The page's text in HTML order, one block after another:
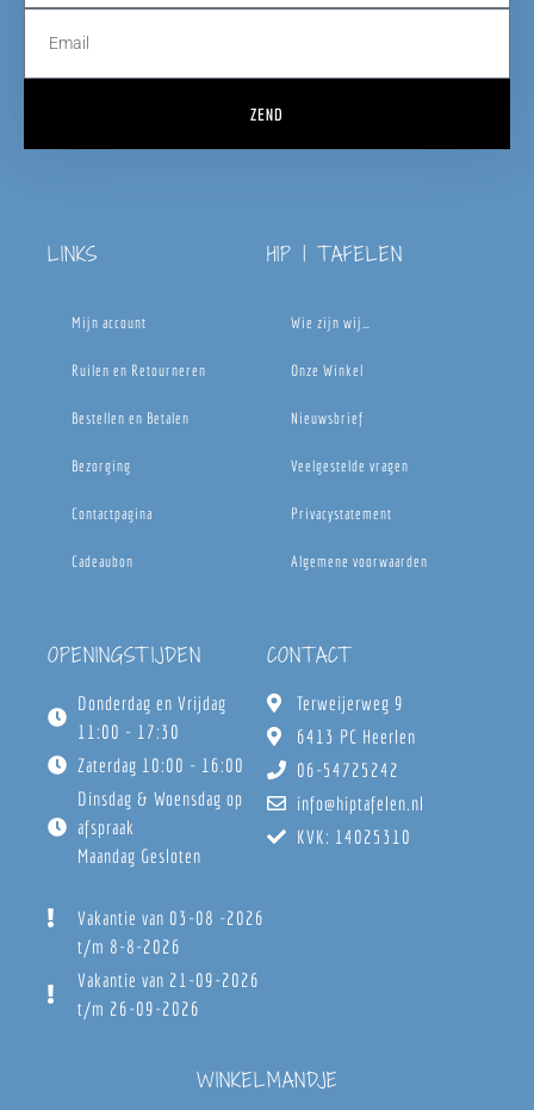
ZEND
LINKS
Mijn account
Ruilen en Retourneren
Bestellen en Betalen
Bezorging
Contactpagina
Cadeaubon
HIP | TAFELEN
Wie zijn wij…
Onze Winkel
Nieuwsbrief
Veelgestelde vragen
Privacystatement
Algemene voorwaarden
OPENINGSTIJDEN
Donderdag en Vrijdag
11:00 - 17:30
Zaterdag 10:00 - 16:00
Dinsdag & Woensdag op
afspraak
Maandag Gesloten
Vakantie van 03-08 -2026
t/m 8-8-2026
Vakantie van 21-09-2026
t/m 26-09-2026
CONTACT
Terweijerweg 9
6413 PC Heerlen
06-54725242
info@hiptafelen.nl
KVK: 14025310
WINKELMANDJE